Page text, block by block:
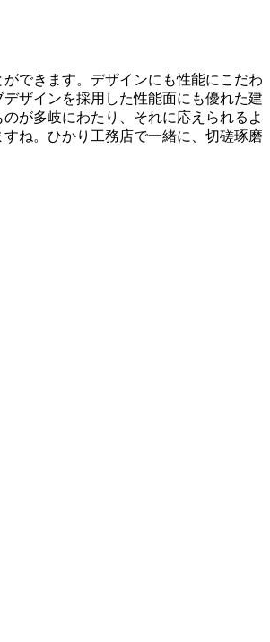
できます。デザインにも性能にこだわ
ザインを採用した性能面にも優れた建
が多岐にわたり、それに応えられるよ
ね。ひかり工務店で一緒に、切磋琢磨